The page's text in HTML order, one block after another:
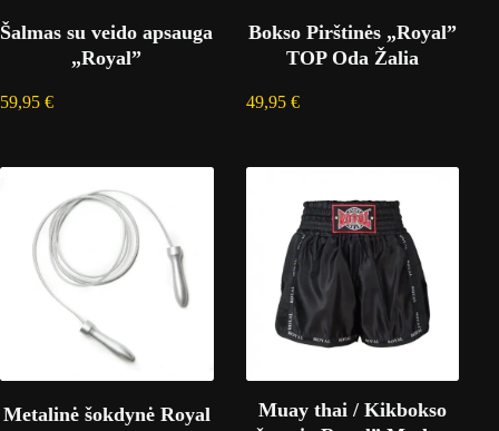
Šalmas su veido apsauga
„Royal”
59,95 €
Bokso Pirštinės „Royal”
TOP Oda Žalia
49,95 €
Metalinė šokdynė Royal
Muay thai / Kikbokso